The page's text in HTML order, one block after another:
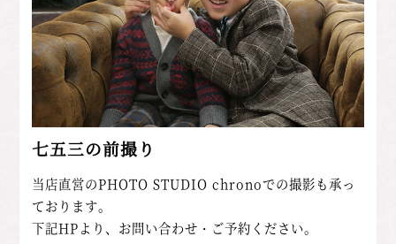
七五三の前撮り
当店直営のPHOTO STUDIO chronoでの撮影も承っ
ております。
下記HPより、お問い合わせ・ご予約ください。